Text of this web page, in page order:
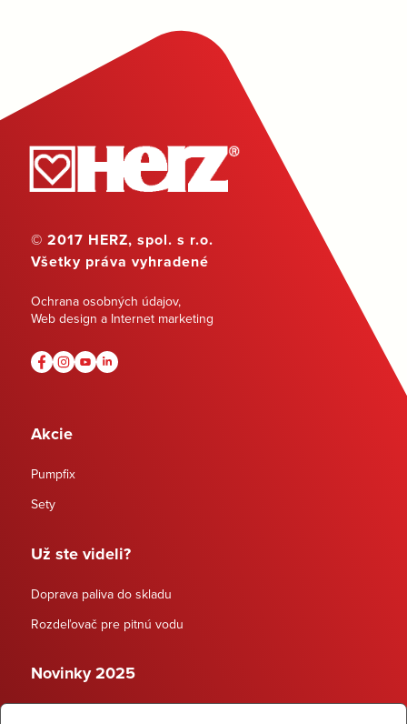
© 2017 HERZ, spol. s r.o.
Všetky práva vyhradené
Ochrana osobných údajov,
Web design a Internet marketing
Akcie
Pumpfix
Sety
Už ste videli?
Doprava paliva do skladu
Rozdeľovač pre pitnú vodu
Novinky 2025